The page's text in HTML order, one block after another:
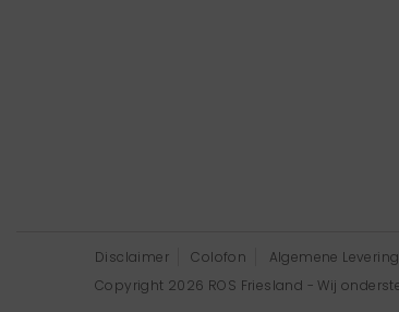
Disclaimer Colofon Algemene
Copyright 2026 ROS Friesland - Wij